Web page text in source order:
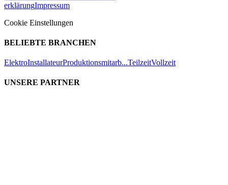
erklärungImpressum
Cookie Einstellungen
BELIEBTE BRANCHEN
ElektroInstallateurProduktionsmitarb...TeilzeitVollzeit
UNSERE PARTNER